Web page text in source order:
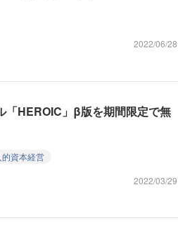
2022/06/28
「HEROIC」β版を期間限定で無
的資本経営
2022/03/29